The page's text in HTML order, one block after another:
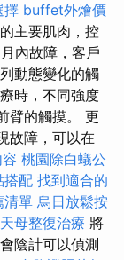
擇 buffet外燴價
主要肌肉，控
內故障，客戶
動態變化的觸
時，不同強度
臂的觸摸。 更
故障，可以在
桃園除白蟻公
搭配 找到適合的
清單 烏日放鬆按
天母整復治療 將
陰計可以偵測